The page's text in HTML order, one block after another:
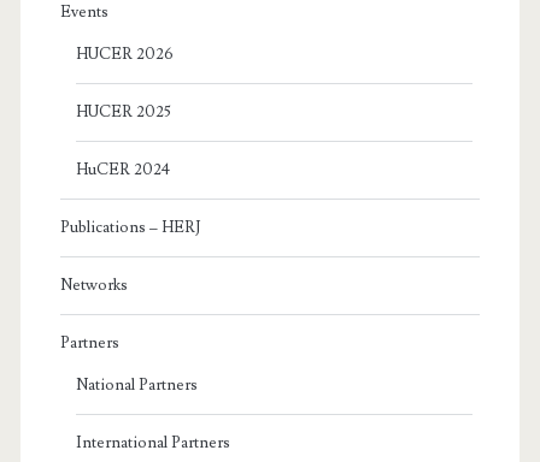
Events
HUCER 2026
HUCER 2025
HuCER 2024
Publications – HERJ
Networks
Partners
National Partners
International Partners